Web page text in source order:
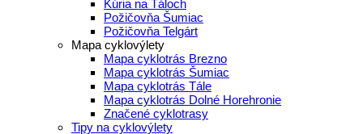
Kúria na Táloch
Požičovňa Šumiac
Požičovňa Telgárt
Mapa cyklovýlety
Mapa cyklotrás Brezno
Mapa cyklotrás Šumiac
Mapa cyklotrás Tále
Mapa cyklotrás Dolné Horehronie
Značené cyklotrasy
Tipy na cyklovýlety